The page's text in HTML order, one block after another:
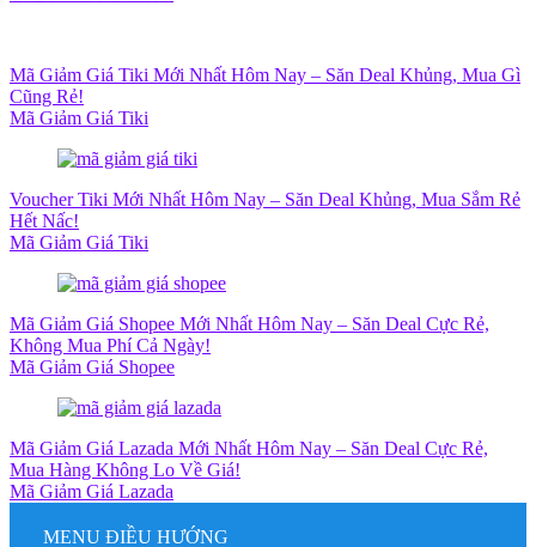
Mã Giảm Giá Tiki Mới Nhất Hôm Nay – Săn Deal Khủng, Mua Gì
Cũng Rẻ!
Mã Giảm Giá Tiki
Voucher Tiki Mới Nhất Hôm Nay – Săn Deal Khủng, Mua Sắm Rẻ
Hết Nấc!
Mã Giảm Giá Tiki
Mã Giảm Giá Shopee Mới Nhất Hôm Nay – Săn Deal Cực Rẻ,
Không Mua Phí Cả Ngày!
Mã Giảm Giá Shopee
Mã Giảm Giá Lazada Mới Nhất Hôm Nay – Săn Deal Cực Rẻ,
Mua Hàng Không Lo Về Giá!
Mã Giảm Giá Lazada
MENU ĐIỀU HƯỚNG